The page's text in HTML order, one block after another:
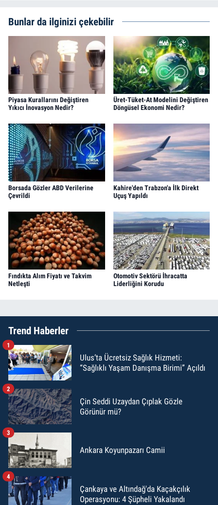
Bunlar da ilginizi çekebilir
Piyasa Kurallarını Değiştiren
Yıkıcı İnovasyon Nedir?
Üret-Tüket-At Modelini Değiştiren
Döngüsel Ekonomi Nedir?
Borsada Gözler ABD Verilerine
Çevrildi
Kahire'den Trabzon'a İlk Direkt
Uçuş Yapıldı
Fındıkta Alım Fiyatı ve Takvim
Netleşti
Otomotiv Sektörü İhracatta
Liderliğini Korudu
Trend Haberler
Ulus’ta Ücretsiz Sağlık Hizmeti:
“Sağlıklı Yaşam Danışma Birimi” Açıldı
1
Çin Seddi Uzaydan Çıplak Gözle
Görünür mü?
2
Ankara Koyunpazarı Camii
3
Çankaya ve Altındağ'da Kaçakçılık
Operasyonu: 4 Şüpheli Yakalandı
4